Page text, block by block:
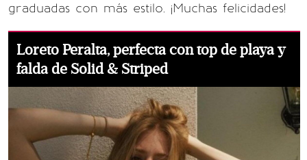
graduadas con más estilo. ¡Muchas felicidades!
Loreto Peralta, perfecta con top de playa y
falda de Solid & Striped